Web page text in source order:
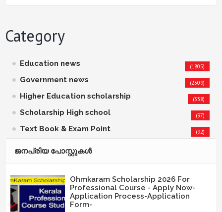
Category
Education news (1805)
Government news (2309)
Higher Education scholarship (338)
Scholarship High school (97)
Text Book & Exam Point (92)
ജനപ്രിയ പോസ്റ്റുകള്‍‌
Ohmkaram Scholarship 2026 For
Professional Course - Apply Now-
Application Process-Application
Form-